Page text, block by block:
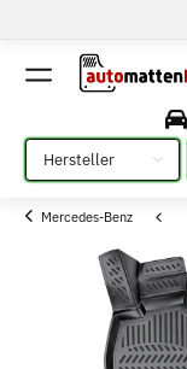
Bitte auswählen
Mercedes-Benz